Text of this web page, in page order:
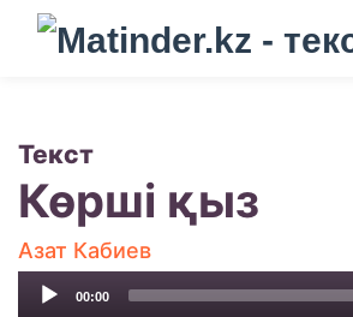
Текст
Көрші қыз
Азат Кабиев
Audio
00:00